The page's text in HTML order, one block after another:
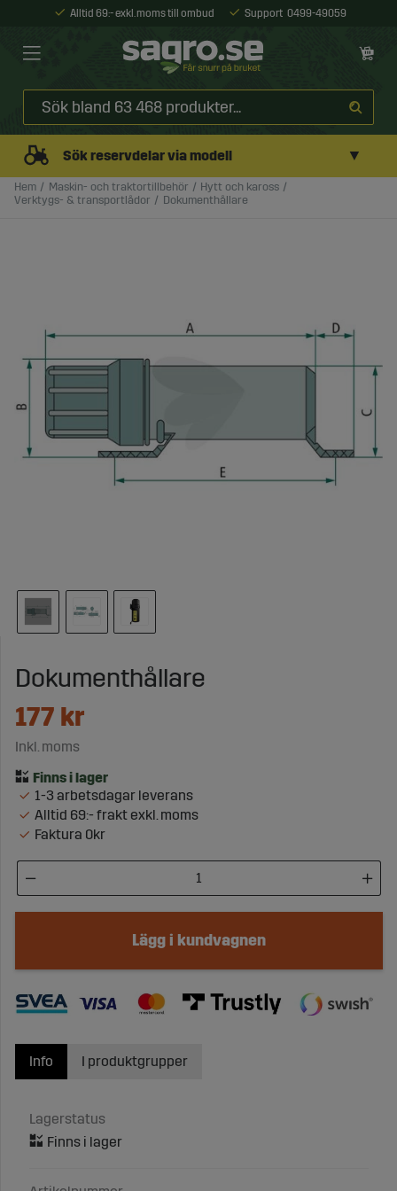
Alltid 69:- exkl. moms till ombud Support 0499-49059
Sök reservdelar via modell ▼
Hem Maskin- och traktortillbehör
Hytt och kaross
Verktygs- & transportlådor
Dokumenthållare
Dokumenthållare
177 kr
Inkl. moms
1-3 arbetsdagar leverans
Alltid 69:- frakt exkl. moms
Faktura 0kr
Lägg i kundvagnen
Info
Lagerstatus
I produktgrupper